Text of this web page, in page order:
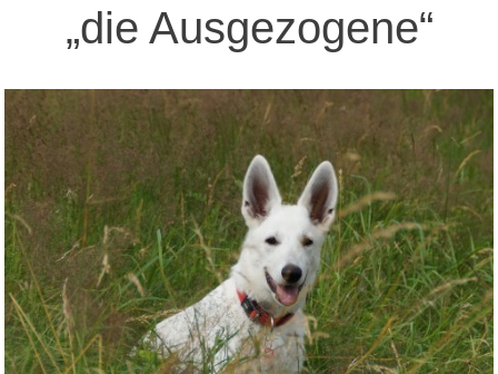
„die Ausgezogene“